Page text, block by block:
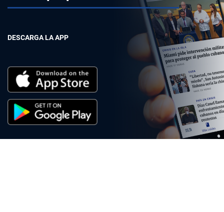
DESCARGA LA APP